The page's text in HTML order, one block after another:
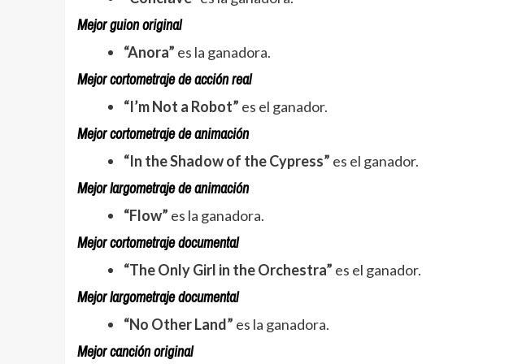
Mejor guion original
“Anora” es la ganadora.
Mejor cortometraje de acción real
“I’m Not a Robot” es el ganador.
Mejor cortometraje de animación
“In the Shadow of the Cypress” es el ganador.
Mejor largometraje de animación
“Flow” es la ganadora.
Mejor cortometraje documental
“The Only Girl in the Orchestra” es el ganador.
Mejor largometraje documental
“No Other Land” es la ganadora.
Mejor canción original